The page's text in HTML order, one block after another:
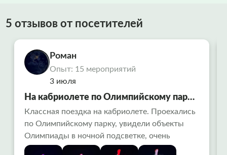
5 отзывов от посетителей
Роман
Опыт: 15 мероприятий
3 июля
На кабриолете по Олимпийскому парку
в Сочи
Классная поездка на кабриолете. Проехались
по Олимпийскому парку, увидели объекты
Олимпиады в ночной подсветке, очень
красиво. Заехали на поющие фонтаны-